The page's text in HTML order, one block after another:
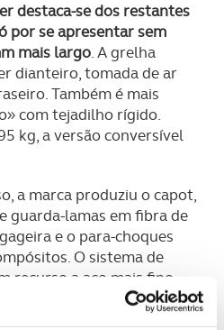
destaca-se dos restantes
por se apresentar sem
mais largo. A grelha
dianteiro, tomada de ar
Também é mais
com tejadilho rígido.
kg, a versão conversível
a marca produziu o capot,
guarda-lamas em fibra de
e o para-choques
O sistema de
recurso a aço mais fino
7,2 kg e o sistema de
23 kg. Como opção,